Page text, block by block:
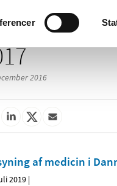
2016
af medicin i
2019 |